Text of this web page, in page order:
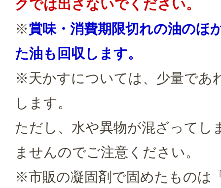
クでは出さないでください。
※賞味・消費期限切れの油のほ
た油も回収します。
※天かすについては、少量であ
します。
ただし、水や異物が混ざってし
ませんのでご注意ください。
※市販の凝固剤で固めたものは